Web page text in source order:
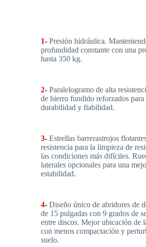
1- Presión hidráulica.
profundidad constante con una
hasta 350 kg.
2- Paralelogramo de alta
de hierro fundido reforzados
durabilidad y fiabilidad.
3- Estrellas barrerastrojos
resistencia para la limpieza de
las condiciones más difíciles.
laterales opcionales para una
estabilidad.
4- Diseño único de abridores de
de 15 pulgadas con 9 grados de
entre discos. Mejor ubicación de
con menos compactación y
suelo.